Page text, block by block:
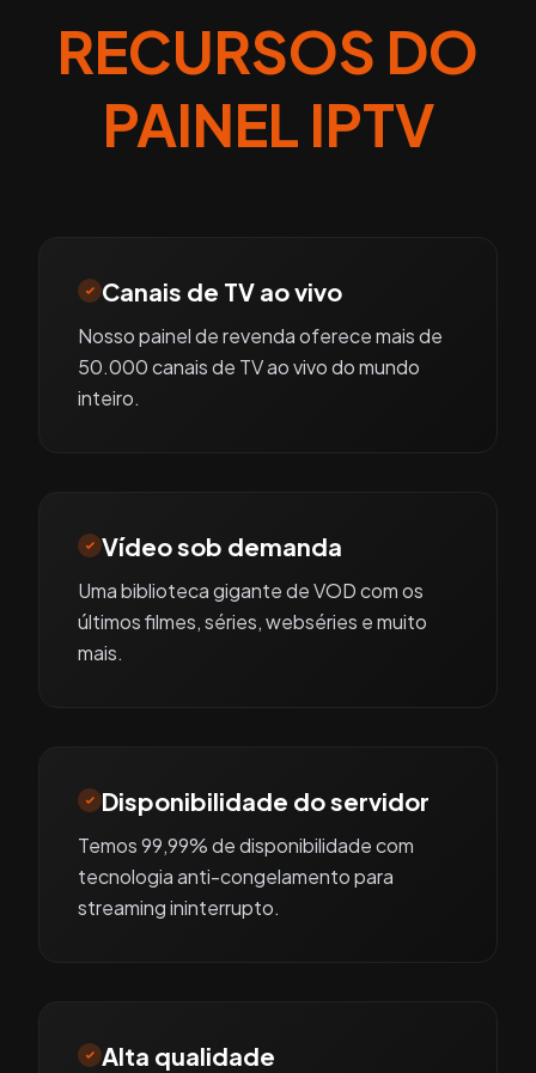
RECURSOS DO
PAINEL IPTV
Canais de TV ao vivo
Nosso painel de revenda oferece mais de
50.000 canais de TV ao vivo do mundo
inteiro.
Vídeo sob demanda
Uma biblioteca gigante de VOD com os
últimos filmes, séries, webséries e muito
mais.
Disponibilidade do servidor
Temos 99,99% de disponibilidade com
tecnologia anti-congelamento para
streaming ininterrupto.
Alta qualidade